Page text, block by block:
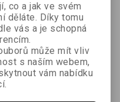
Kč
kalendář
2026
Filip Škoda
152 Kč
co a jak ve svém
děláte. Díky tomu
vás a je schopná
může mít vliv
s naším webem,
vám nabídku